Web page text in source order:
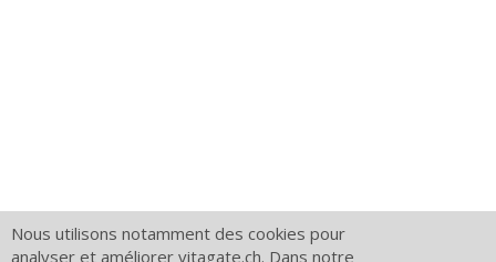
Nous utilisons notamment des cookies pour
analyser et améliorer vitagate.ch. Dans notre